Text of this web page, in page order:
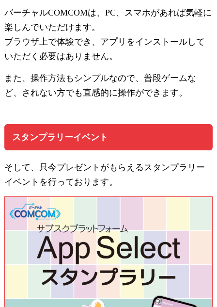
バーチャルCOMCOMは、PC、スマホがあれば気軽に
楽しんでいただけます。
ブラウザ上で体験でき、アプリをインストールして
いただく必要はありません。
また、操作方法もシンプルなので、普段ゲームな
ど、されない方でも直感的に操作ができます。
スタンプラリーイベント
そして、只今プレゼントがもらえるスタンプラリー
イベントを行っております。